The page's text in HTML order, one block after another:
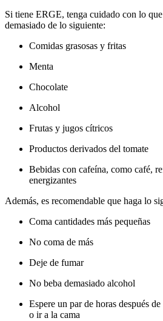
Si tiene ERGE, tenga cuidado con lo
demasiado de lo siguiente:
Comidas grasosas y fritas
Menta
Chocolate
Alcohol
Frutas y jugos cítricos
Productos derivados del tomate
Bebidas con cafeína, como café,
energizantes
Además, es recomendable que haga lo
Coma cantidades más pequeñas
No coma de más
Deje de fumar
No beba demasiado alcohol
Espere un par de horas después
o ir a la cama